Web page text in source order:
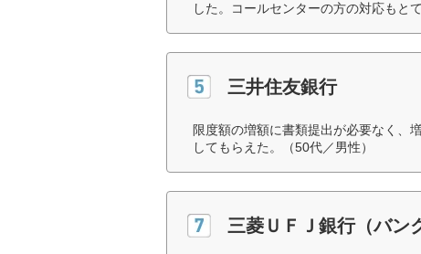
した。コールセンターの方の対応もと
三井住友銀行
限度額の増額に書類提出が必要なく、
してもらえた。（50代／男性）
三菱ＵＦＪ銀行（バン